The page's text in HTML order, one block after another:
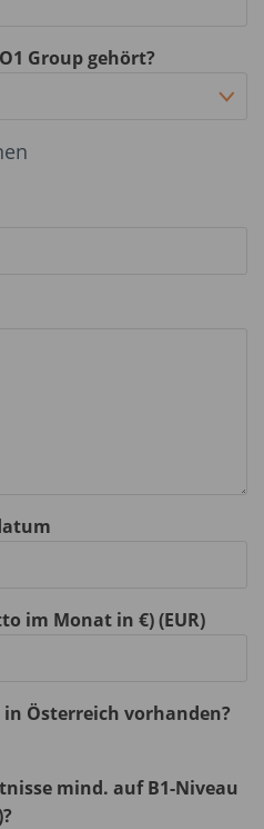
Group gehört?
im Monat in €) (EUR)
Österreich vorhanden?
mind. auf B1-Niveau